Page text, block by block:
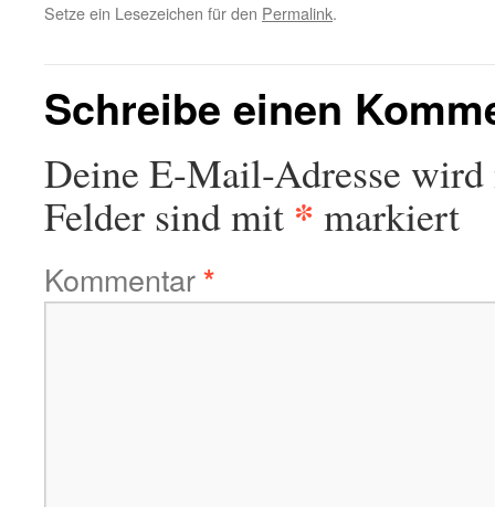
Setze ein Lesezeichen für den Permalink.
Schreibe einen
Deine E-Mail-Adresse
Felder sind mit * markiert
Kommentar*